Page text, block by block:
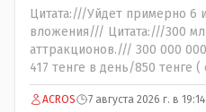
Цитата:///Уйдет примерно 6
вложения/// Цитата:///300
аттракционов./// 300 000
417 тенге в день/850 тенге (
- 138 человек в день -
минимальная ежедневная
ACROS 7 августа 2026 г. в 19:14